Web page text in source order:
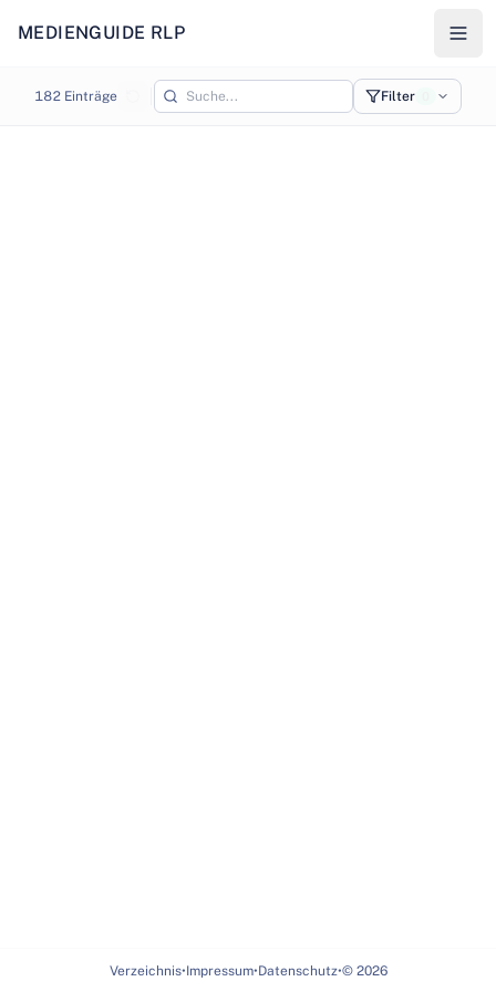
MEDIENGUIDE RLP
Karte - Medienstandorte in Rheinland-Pfalz
182 Einträge Filter
©OpenStreetMap©CARTO
Verzeichnis•Impressum•Datenschutz•© 2026